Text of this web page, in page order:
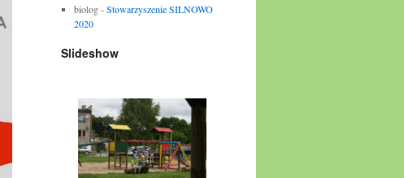
biolog-Stowarzyszenie SILNOWO
2020
Slideshow